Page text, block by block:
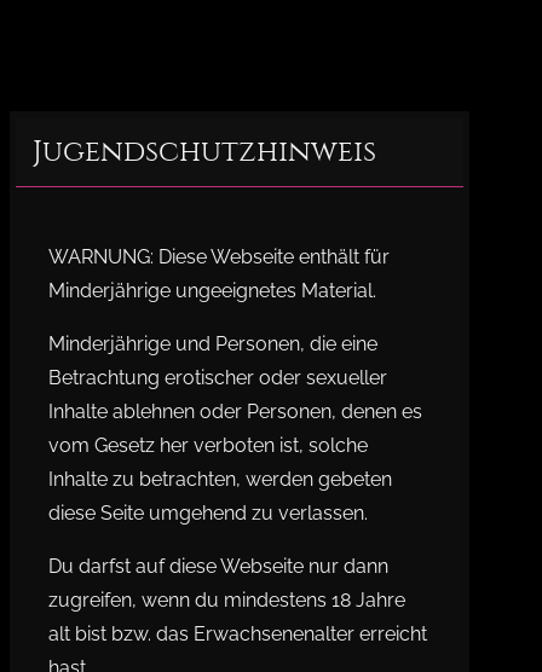
Jugendschutzhinweis
WARNUNG: Diese Webseite enthält für
Minderjährige ungeeignetes Material.
Minderjährige und Personen, die eine
Betrachtung erotischer oder sexueller
Inhalte ablehnen oder Personen, denen es
vom Gesetz her verboten ist, solche
Inhalte zu betrachten, werden gebeten
diese Seite umgehend zu verlassen.
Du darfst auf diese Webseite nur dann
zugreifen, wenn du mindestens 18 Jahre
alt bist bzw. das Erwachsenenalter erreicht
hast.